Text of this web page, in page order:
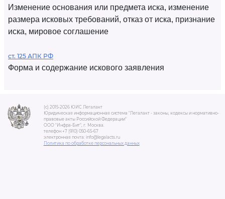
Изменение основания или предмета иска, изменение
размера исковых требований, отказ от иска, признание
иска, мировое соглашение
ст. 125 АПК РФ
Форма и содержание искового заявления
(c) 2015-2026 ЮИС Легалакт
Юридическая информационная система "Легалакт - законы, кодексы и нормативно-
правовые акты Российской Федерации"
ООО "Инфра-Бит", г. Москва.
телефон +7 (910) 050-65-67
электронная почта: info@legalacts.ru
Политика по обработке персональных данных